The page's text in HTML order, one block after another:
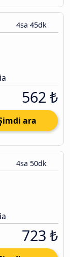
4sa 45dk
562 ₺
ara
4sa 50dk
723 ₺